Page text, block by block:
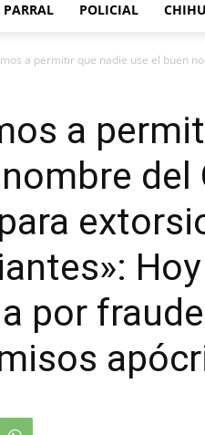
PARRAL POLICIAL
a permitir que nadie use el buen
a
del
por